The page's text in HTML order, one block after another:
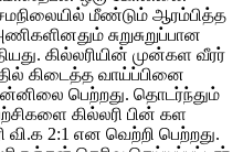
மீண்டும் ஆரம்பித்த
சுறுசுறுப்பான
கில்லரியின் முன்கள வீரர்
கிடைத்த வாய்ப்பினை
பெற்றது. தொடர்ந்தும்
கில்லரி பின் கள
வி.க 2:1 என வெற்றி பெற்றது.